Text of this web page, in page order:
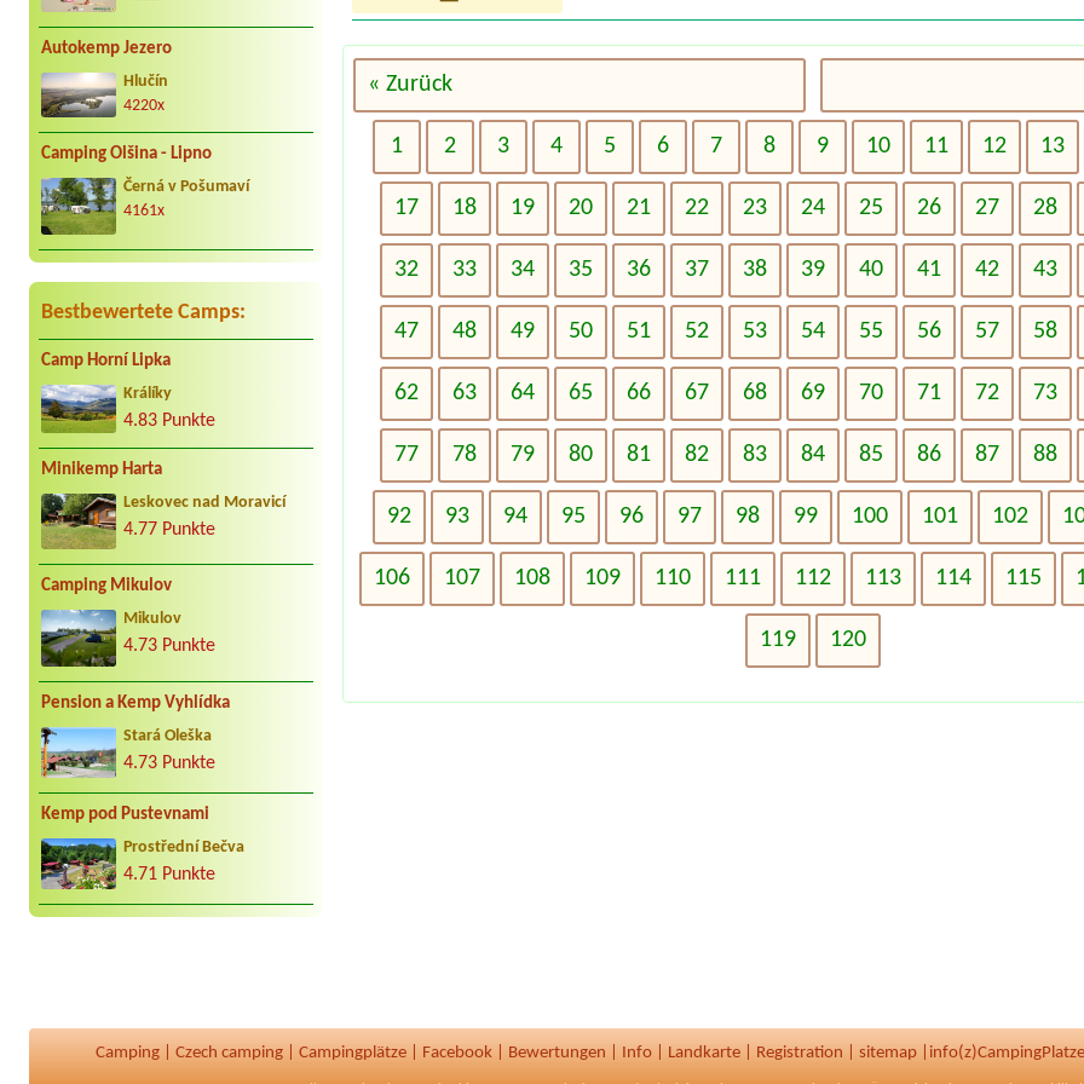
Autokemp Jezero
Hlučín
4220x
Camping Olšina - Lipno
Černá v Pošumaví
4161x
Bestbewertete Camps:
Camp Horní Lipka
Králíky
4.83 Punkte
Minikemp Harta
Leskovec nad Moravicí
4.77 Punkte
Camping Mikulov
Mikulov
4.73 Punkte
Pension a Kemp Vyhlídka
Stará Oleška
4.73 Punkte
Kemp pod Pustevnami
Prostřední Bečva
4.71 Punkte
« Zurück
1 2 3 4 5 6 7 8 9 10 11 12 13
17 18 19 20 21 22 23 24 25 26 27 28
32 33 34 35 36 37 38 39 40 41 42 43
47 48 49 50 51 52 53 54 55 56 57 58
62 63 64 65 66 67 68 69 70 71 72 73
77 78 79 80 81 82 83 84 85 86 87 88
92 93 94 95 96 97 98 99 100 101 102
106 107 108 109 110 111 112 113 114 115
119 120
Camping Czech camping Campingplätze Facebook Bewertungen Info Landkarte Registration sitemap